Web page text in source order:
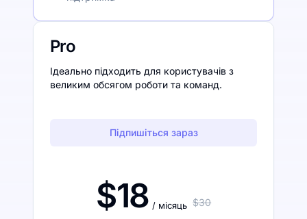
Pro
Ідеально підходить для користувачів з
великим обсягом роботи та команд.
Підпишіться зараз
$18 / місяць $30